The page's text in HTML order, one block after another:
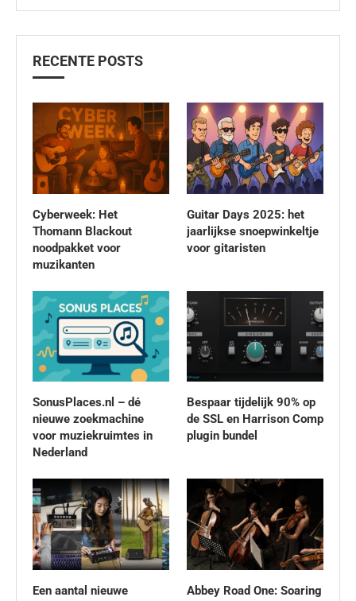
RECENTE POSTS
Cyberweek: Het
Thomann Blackout
noodpakket voor
muzikanten
Guitar Days 2025: het
jaarlijkse snoepwinkeltje
voor gitaristen
SonusPlaces.nl – dé
nieuwe zoekmachine
voor muziekruimtes in
Nederland
Bespaar tijdelijk 90% op
de SSL en Harrison Comp
plugin bundel
Een aantal nieuwe
Abbey Road One: Soaring